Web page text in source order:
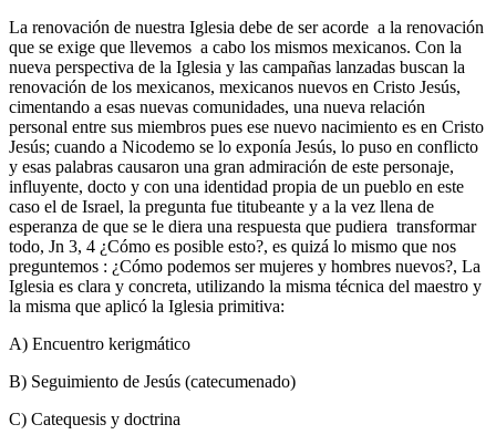
La renovación de nuestra Iglesia debe de ser acorde a la renovación
que se exige que llevemos a cabo los mismos mexicanos. Con la
nueva perspectiva de la Iglesia y las campañas lanzadas buscan la
renovación de los mexicanos, mexicanos nuevos en Cristo Jesús,
cimentando a esas nuevas comunidades, una nueva relación
personal entre sus miembros pues ese nuevo nacimiento es en Cristo
Jesús; cuando a Nicodemo se lo exponía Jesús, lo puso en conflicto
y esas palabras causaron una gran admiración de este personaje,
influyente, docto y con una identidad propia de un pueblo en este
caso el de Israel, la pregunta fue titubeante y a la vez llena de
esperanza de que se le diera una respuesta que pudiera transformar
todo, Jn 3, 4 ¿Cómo es posible esto?, es quizá lo mismo que nos
preguntemos : ¿Cómo podemos ser mujeres y hombres nuevos?, La
Iglesia es clara y concreta, utilizando la misma técnica del maestro y
la misma que aplicó la Iglesia primitiva:
A) Encuentro kerigmático
B) Seguimiento de Jesús (catecumenado)
C) Catequesis y doctrina